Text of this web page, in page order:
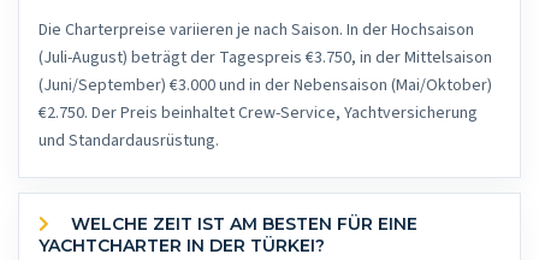
Die Charterpreise variieren je nach Saison. In der Hochsaison
(Juli-August) beträgt der Tagespreis €3.750, in der Mittelsaison
(Juni/September) €3.000 und in der Nebensaison (Mai/Oktober)
€2.750. Der Preis beinhaltet Crew-Service, Yachtversicherung
und Standardausrüstung.
YACHTCHARTER IN DER TÜRKEI?